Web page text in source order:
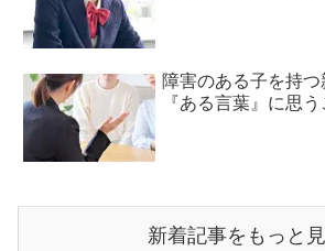
障害のある子を持
『ある言葉』に思
新着記事をもっと